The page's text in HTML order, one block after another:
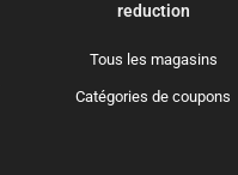
reduction
Tous les magasins
Catégories de coupons